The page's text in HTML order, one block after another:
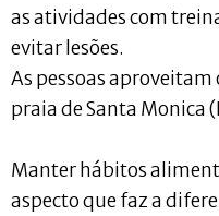
as atividades com
evitar lesões.
As pessoas
praia de Santa Monica
Manter hábitos
aspecto que faz a